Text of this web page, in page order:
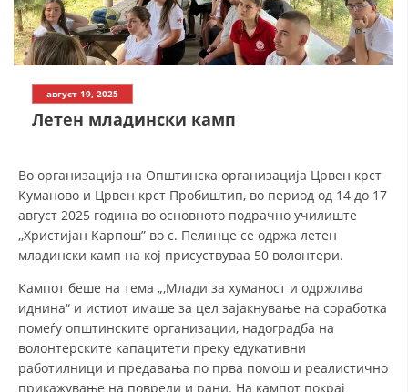
ИСТОРИЈАТ НА ЦКРМ
ИСТОРИЈАТ НА ДВИЖЕЊЕТО
КОНТАКТ ИНФОРМАЦИИ
ЗАКОН ЗА ЦКРМ
СТАТУТ НА ЦКРМ
август 19, 2025
Летен младински камп
Во организација на Општинска организација Црвен крст
Куманово и Црвен крст Пробиштип, во период од 14 до 17
август 2025 година во основното подрачно училиште
,,Христијан Карпош” во с. Пелинце се одржа летен
младински камп на кој присуствуваа 50 волонтери.
Кампот беше на тема „,Млади за хуманост и одржлива
иднина“ и истиот имаше за цел зајакнување на соработка
помеѓу општинските организации, надоградба на
волонтерските капацитети преку едукативни
работилници и предавања по прва помош и реалистично
прикажување на повреди и рани. На кампот покрај